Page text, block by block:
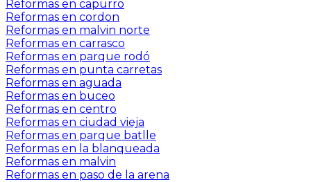
Reformas en capurro
Reformas en cordon
Reformas en malvin norte
Reformas en carrasco
Reformas en parque rodó
Reformas en punta carretas
Reformas en aguada
Reformas en buceo
Reformas en centro
Reformas en ciudad vieja
Reformas en parque batlle
Reformas en la blanqueada
Reformas en malvin
Reformas en paso de la arena